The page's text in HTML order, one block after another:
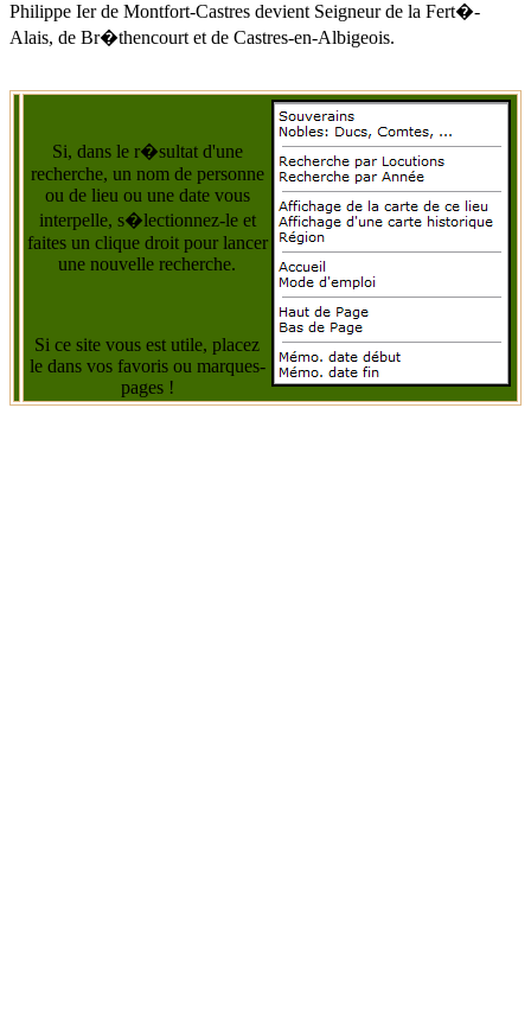
Philippe Ier de Montfort-Castres devient Seigneur de la Fert�-
Alais, de Br�thencourt et de Castres-en-Albigeois.
Si, dans le r�sultat d'une
recherche, un nom de personne
ou de lieu ou une date vous
interpelle, s�lectionnez-le et
faites un clique droit pour lancer
une nouvelle recherche.
Si ce site vous est utile, placez
le dans vos favoris ou marques-
pages !